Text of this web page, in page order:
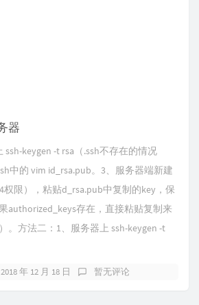
器
keygen -t rsa（.ssh不存在的情况
中的 vim id_rsa.pub。3、服务器端新建
权限），粘贴d_rsa.pub中复制的key，保
authorized_keys存在，直接粘贴复制来
。方法二：1、服务器上 ssh-keygen -t
2018 年 12 月 18 日 暂无评论